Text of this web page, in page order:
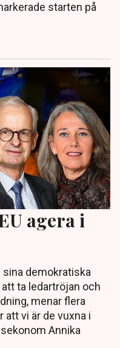
starten på
agera i
sina demokratiska
ta ledartröjan och
menar flera
att vi är de vuxna i
Annika